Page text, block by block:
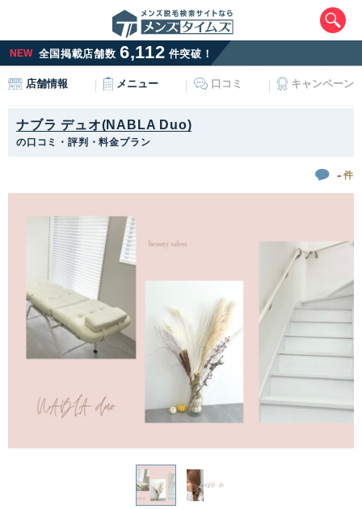
NEW 全国掲載店舗数 6,112 件突破！
店舗情報 メニュー 口コミ キャンペーン
ナブラ デュオ(NABLA Duo)
の口コミ・評判・料金プラン
- 件
エリアから最寄りサロンを探す
北海道・東北
北海道
秋田県 山形県 福島県
茨城県 栃木県 群馬県 埼玉県
千葉県 東京都 神奈川県